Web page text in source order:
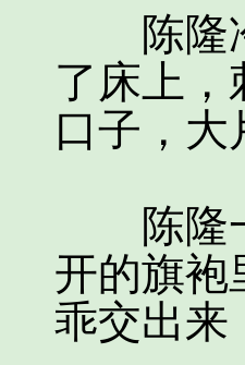
陈隆冷
了床上，
口子，大
陈隆一
开的旗袍
乖交出来